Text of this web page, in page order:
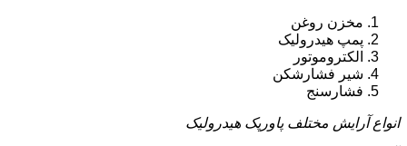
مخزن روغن
پمپ هیدرولیک
الکتروموتور
شیر فشارشکن
فشارسنج
انواع آرایش مختلف پاورپک هیدرولیک